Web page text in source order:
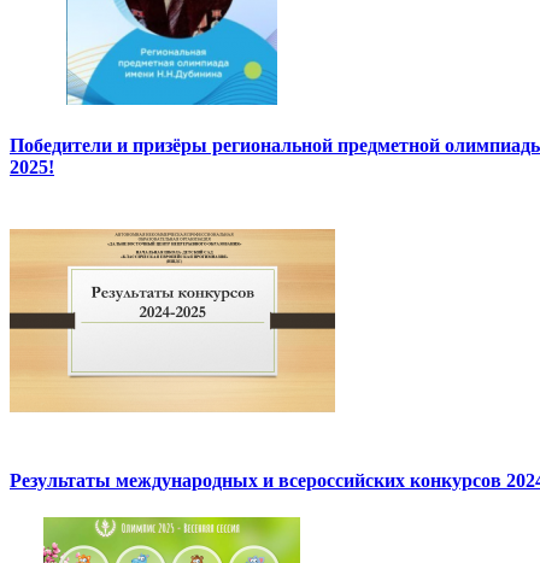
Победители и призёры региональной предметной
2025!
Результаты международных и всероссийских конкурсов